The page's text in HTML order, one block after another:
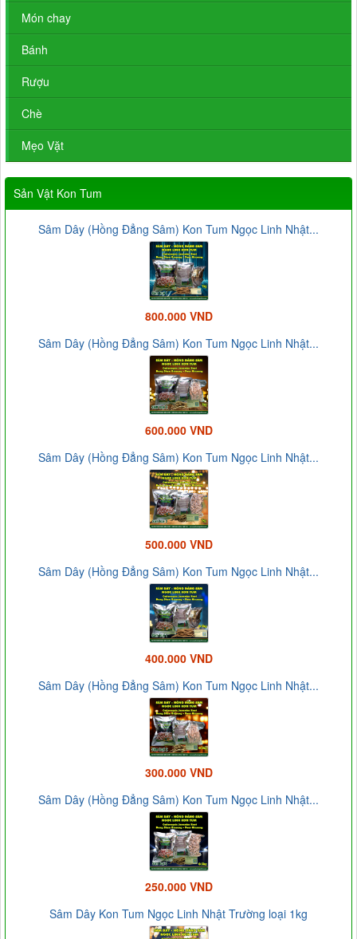
Món chay
Bánh
Rượu
Chè
Mẹo Vặt
Sản Vật Kon Tum
Sâm Dây (Hồng Đẳng Sâm) Kon Tum Ngọc Linh Nhật...
800.000 VND
Sâm Dây (Hồng Đẳng Sâm) Kon Tum Ngọc Linh Nhật...
600.000 VND
Sâm Dây (Hồng Đẳng Sâm) Kon Tum Ngọc Linh Nhật...
500.000 VND
Sâm Dây (Hồng Đẳng Sâm) Kon Tum Ngọc Linh Nhật...
400.000 VND
Sâm Dây (Hồng Đẳng Sâm) Kon Tum Ngọc Linh Nhật...
300.000 VND
Sâm Dây (Hồng Đẳng Sâm) Kon Tum Ngọc Linh Nhật...
250.000 VND
Sâm Dây Kon Tum Ngọc Linh Nhật Trường loại 1kg